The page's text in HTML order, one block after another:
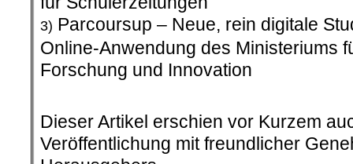
.
Für den Inhalt dieses Artikels ist
Redaktion
Auch linker Journalismus ist nicht
und auch kleine Spenden können